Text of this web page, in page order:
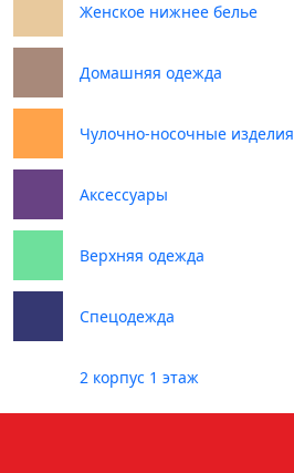
Женское нижнее белье
Домашняя одежда
Чулочно-носочные изделия
Аксессуары
Верхняя одежда
Спецодежда
2 корпус 1 этаж